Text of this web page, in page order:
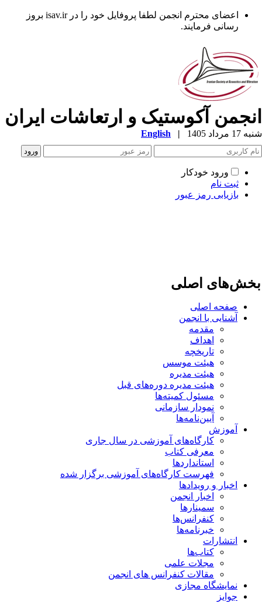
اعضای محترم انجمن لطفا پروفایل خود را در isav.ir بروز
رسانی فرمایند.
آکوستیک و ارتعاشات ایران
مرداد 1405 |
English
ورود خودکار
ثبت نام
بازیابی رمز عبور
اصلی
صفحه اصلی
آشنایی با انجمن
مقدمه
اهداف
تاریخچه
هیئت موسس
هیئت مدیره
هیئت مدیره دوره‌های قبل
مسئول کمیته‌ها
نمودار سازمانی
آیین‌نامه‌ها
آموزش
کارگاه‌های آموزشی در سال جاری
معرفی کتاب
استانداردها
فهرست کارگاه‌های آموزشی برگزار شده
اخبار و رویدادها
اخبار انجمن
سمینارها
کنفرانس‌ها
خبرنامه‌ها
انتشارات
کتاب‌ها
مجلات علمی
مقالات کنفرانس های انجمن
نمایشگاه مجازی
جوایز